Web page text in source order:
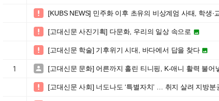
 [KUBS NEWS] 민주화 이후 초유의 비상계엄 사태, 학생·
 [고대신문 사진기획] 다문화, 우리의 일상 속으로 
 [고대신문 학술] 기후위기 시대, 바다에서 답을 찾다 
1  [고대신문 문화] 어른까지 홀린 티니핑, K-애니 활력 불어
 [고대신문 사회] 너도나도 ‘특별자치’ … 취지 살려 지방분